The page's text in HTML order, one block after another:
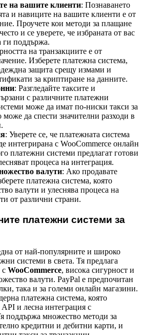
на вашите клиенти: Познаването
и навиците на вашите клиенти е от
Проучете кои методи за плащане
и се уверете, че избраната от вас
ги поддържа.
на транзакциите е от
Изберете платежна система,
защита срещу измами и
за криптиране на данните.
: Разгледайте таксите и
с различните платежни
може да имат по-ниски такси за
може да спести значителни разходи в
: Уверете се, че платежната система
интегрирана с WooCommerce онлайн
платежни системи предлагат готови
процеса на интеграция.
валути: Ако продавате
платежна система, която
валути и улеснява процеса на
от различни страни.
платежни системи за
от най-популярните и широко
системи в света. Тя предлага
с WooCommerce, висока сигурност и
валути. PayPal е предпочитан
така и за големи онлайн магазини.
платежна система, която
и лесна интеграция с
поддържа множество методи за
кредитни и дебитни карти, и